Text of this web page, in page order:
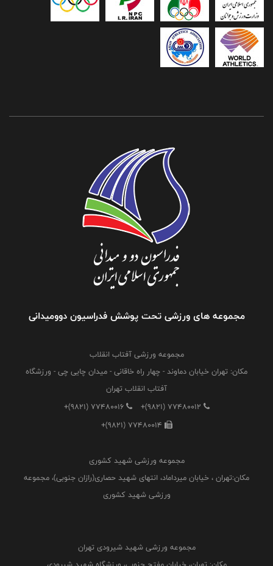
مجموعه های ورزشی تحت پوشش فدراسیون دوومیدانی
مجموعه ورزشی آفتاب انقلاب
مکان: تهران خیابان دماوند - چهار راه خاقانی - میدان چایی چی - ورزشگاه
آفتاب انقلاب تهران
+(9821) 77480012
+(9821) 77480016
+(9821) 77480014
مجموعه ورزشی شهید کشوری
مکان:تهران ، خیابان میرداماد، انتهای شهید حصاری(رازان جنوبی)، مجموعه
ورزشی شهید کشوری
مجموعه ورزشی شهید شیرودی تهران